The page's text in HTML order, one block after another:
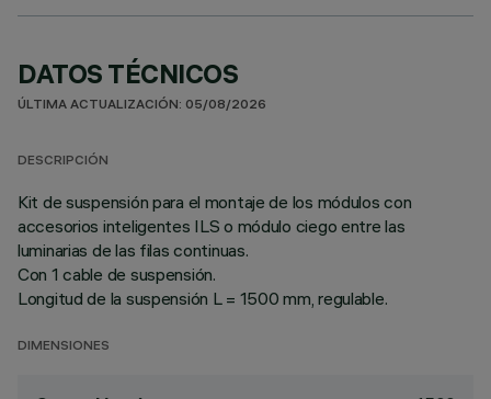
DATOS TÉCNICOS
ÚLTIMA ACTUALIZACIÓN: 05/08/2026
DESCRIPCIÓN
Kit de suspensión para el montaje de los módulos con
accesorios inteligentes ILS o módulo ciego entre las
luminarias de las filas continuas.
Con 1 cable de suspensión.
Longitud de la suspensión L = 1500 mm, regulable.
DIMENSIONES